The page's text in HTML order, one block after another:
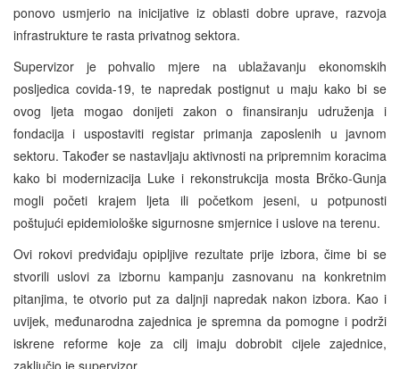
ponovo usmjerio na inicijative iz oblasti dobre uprave, razvoja
infrastrukture te rasta privatnog sektora.
Supervizor je pohvalio mjere na ublažavanju ekonomskih
posljedica covida-19, te napredak postignut u maju kako bi se
ovog ljeta mogao donijeti zakon o finansiranju udruženja i
fondacija i uspostaviti registar primanja zaposlenih u javnom
sektoru. Također se nastavljaju aktivnosti na pripremnim koracima
kako bi modernizacija Luke i rekonstrukcija mosta Brčko-Gunja
mogli početi krajem ljeta ili početkom jeseni, u potpunosti
poštujući epidemiološke sigurnosne smjernice i uslove na terenu.
Ovi rokovi predviđaju opipljive rezultate prije izbora, čime bi se
stvorili uslovi za izbornu kampanju zasnovanu na konkretnim
pitanjima, te otvorio put za daljnji napredak nakon izbora. Kao i
uvijek, međunarodna zajednica je spremna da pomogne i podrži
iskrene reforme koje za cilj imaju dobrobit cijele zajednice,
zaključio je supervizor.